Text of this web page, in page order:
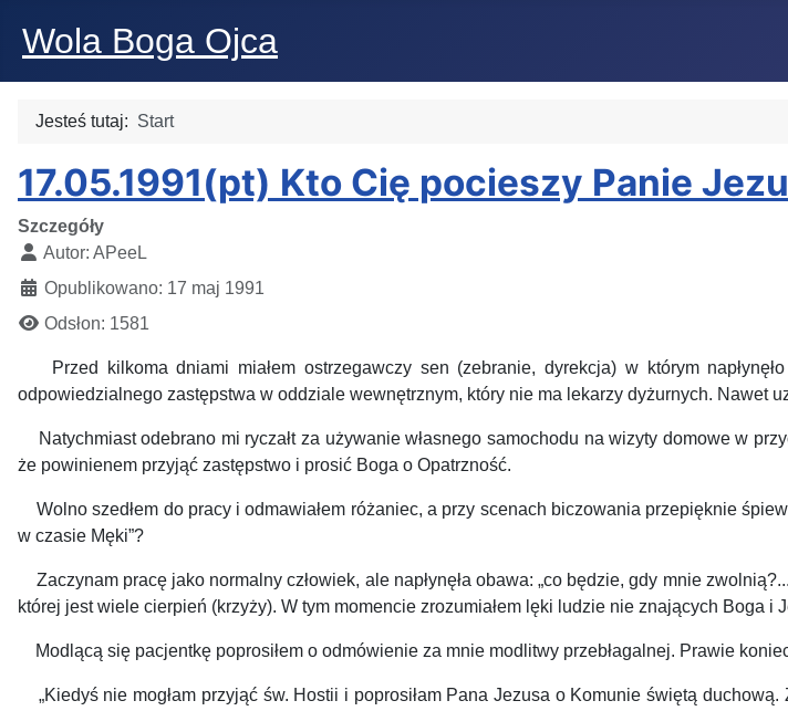
Wola Boga Ojca
Jesteś tutaj: Start
17.05.1991(pt) Kto Cię pocieszy Panie
Szczegóły
Autor: APeeL
Opublikowano: 17 maj 1991
Odsłon: 1581
Przed kilkoma dniami miałem ostrzegawczy sen (zebranie, dyrekcja) w którym
odpowiedzialnego zastępstwa w oddziale wewnętrznym, który nie ma lekarzy dyżurnych. Nawet
Natychmiast odebrano mi ryczałt za używanie własnego samochodu na wizyty domowe w
że powinienem przyjąć zastępstwo i prosić Boga o Opatrzność.
Wolno szedłem do pracy i odmawiałem różaniec, a przy scenach biczowania przepięknie
w czasie Męki”?
Zaczynam pracę jako normalny człowiek, ale napłynęła obawa: „co będzie, gdy mnie
której jest wiele cierpień (krzyży). W tym momencie zrozumiałem lęki ludzie nie znających Boga i
Modlącą się pacjentkę poprosiłem o odmówienie za mnie modlitwy przebłagalnej. Prawie
„Kiedyś nie mogłam przyjąć św. Hostii i poprosiłam Pana Jezusa o Komunie świętą